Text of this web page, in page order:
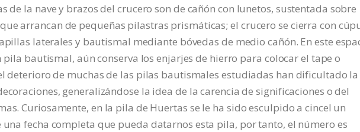
de la nave y brazos del crucero son de cañón con lunetos, sustentada sobre
arrancan de pequeñas pilastras prismáticas; el crucero se cierra con
laterales y bautismal mediante bóvedas de medio cañón. En este
pila bautismal, aún conserva los enjarjes de hierro para colocar el tape o
deterioro de muchas de las pilas bautismales estudiadas han dificultado la
generalizándose la idea de la carencia de significaciones o del
Curiosamente, en la pila de Huertas se le ha sido esculpido a cincel un
una fecha completa que pueda datarnos esta pila, por tanto, el número es